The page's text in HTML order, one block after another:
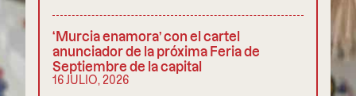
‘Murcia enamora’ con el cartel
anunciador de la próxima Feria de
Septiembre de la capital
16 JULIO, 2026